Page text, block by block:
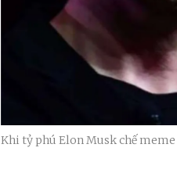
Khi tỷ phú Elon Musk chế